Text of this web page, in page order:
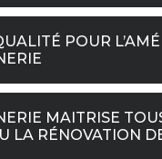
POUR
MAITRISE
LA RÉNOVATION